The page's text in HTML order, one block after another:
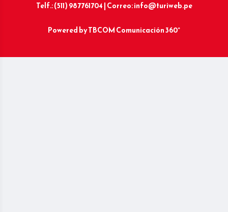
Telf.: (511) 987761704 | Correo: info@turiweb.pe
Powered byTBCOM Comunicación 360°